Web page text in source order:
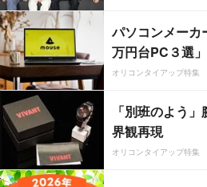
パソコンメーカ
万円台PC３選」
オリコンタイアップ特集
「別班のよう
界観再現
オリコンタイアップ特集